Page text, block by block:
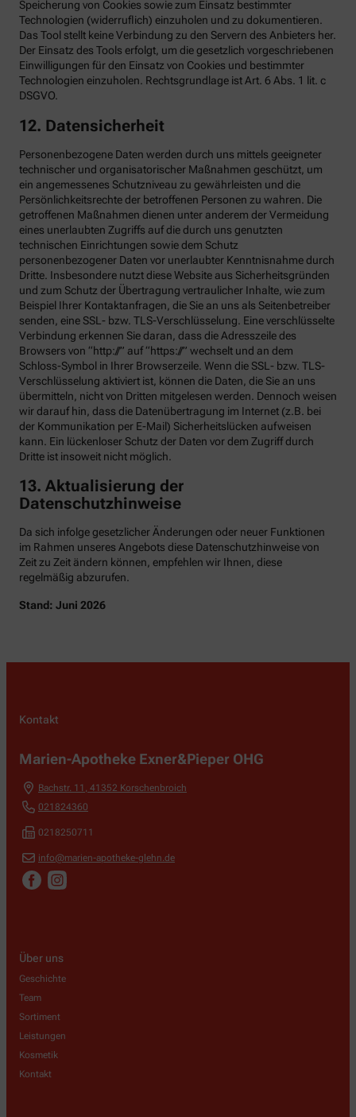
Speicherung von Cookies sowie zum Einsatz bestimmter
Technologien (widerruflich) einzuholen und zu dokumentieren.
Das Tool stellt keine Verbindung zu den Servern des Anbieters her.
Der Einsatz des Tools erfolgt, um die gesetzlich vorgeschriebenen
Einwilligungen für den Einsatz von Cookies und bestimmter
Technologien einzuholen. Rechtsgrundlage ist Art. 6 Abs. 1 lit. c
DSGVO.
12. Datensicherheit
Personenbezogene Daten werden durch uns mittels geeigneter
technischer und organisatorischer Maßnahmen geschützt, um
ein angemessenes Schutzniveau zu gewährleisten und die
Persönlichkeitsrechte der betroffenen Personen zu wahren. Die
getroffenen Maßnahmen dienen unter anderem der Vermeidung
eines unerlaubten Zugriffs auf die durch uns genutzten
technischen Einrichtungen sowie dem Schutz
personenbezogener Daten vor unerlaubter Kenntnisnahme durch
Dritte. Insbesondere nutzt diese Website aus Sicherheitsgründen
und zum Schutz der Übertragung vertraulicher Inhalte, wie zum
Beispiel Ihrer Kontaktanfragen, die Sie an uns als Seitenbetreiber
senden, eine SSL- bzw. TLS-Verschlüsselung. Eine verschlüsselte
Verbindung erkennen Sie daran, dass die Adresszeile des
Browsers von “http://” auf “https://” wechselt und an dem
Schloss-Symbol in Ihrer Browserzeile. Wenn die SSL- bzw. TLS-
Verschlüsselung aktiviert ist, können die Daten, die Sie an uns
übermitteln, nicht von Dritten mitgelesen werden. Dennoch weisen
wir darauf hin, dass die Datenübertragung im Internet (z.B. bei
der Kommunikation per E-Mail) Sicherheitslücken aufweisen
kann. Ein lückenloser Schutz der Daten vor dem Zugriff durch
Dritte ist insoweit nicht möglich.
13. Aktualisierung der
Datenschutzhinweise
Da sich infolge gesetzlicher Änderungen oder neuer Funktionen
im Rahmen unseres Angebots diese Datenschutzhinweise von
Zeit zu Zeit ändern können, empfehlen wir Ihnen, diese
regelmäßig abzurufen.
Stand: Juni 2026
Kontakt
Marien-Apotheke Exner&Pieper OHG
Bachstr. 11 , 41352 Korschenbroich
021824360
0218250711
info@marien-apotheke-glehn.de
Über uns
Geschichte
Team
Sortiment
Leistungen
Kosmetik
Kontakt